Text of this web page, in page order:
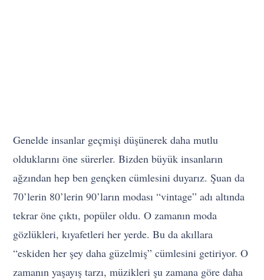
Genelde insanlar geçmişi düşünerek daha mutlu
olduklarını öne sürerler. Bizden büyük insanların
ağzından hep ben gençken cümlesini duyarız. Şuan da
70’lerin 80’lerin 90’ların modası “vintage” adı altında
tekrar öne çıktı, popüler oldu. O zamanın moda
gözlükleri, kıyafetleri her yerde. Bu da akıllara
“eskiden her şey daha güzelmiş” cümlesini getiriyor. O
zamanın yaşayış tarzı, müzikleri şu zamana göre daha